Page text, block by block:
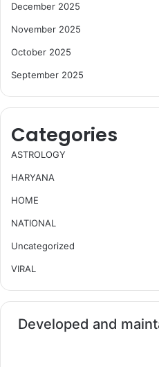
December 2025
November 2025
October 2025
September 2025
Categories
ASTROLOGY
HARYANA
HOME
NATIONAL
Uncategorized
VIRAL
Developed and